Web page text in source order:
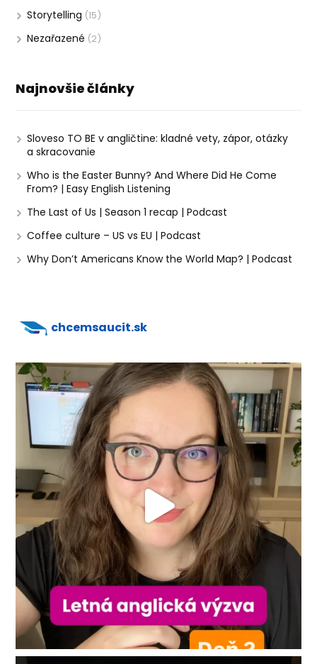
Storytelling (15)
Nezařazené (2)
Najnovšie články
Sloveso TO BE v angličtine: kladné vety, zápor, otázky
a skracovanie
Who is the Easter Bunny? And Where Did He Come
From? | Easy English Listening
The Last of Us | Season 1 recap | Podcast
Coffee culture – US vs EU | Podcast
Why Don’t Americans Know the World Map? | Podcast
chcemsaucit.sk